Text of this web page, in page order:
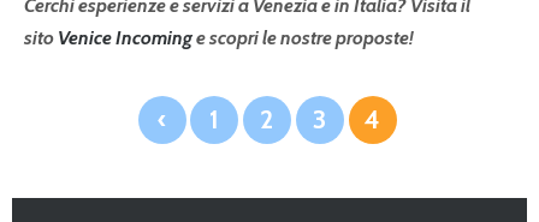
Cerchi esperienze e servizi a Venezia e in Italia? Visita il
sito Venice Incominge scopri le nostre proposte!
‹ 1 2 3 4